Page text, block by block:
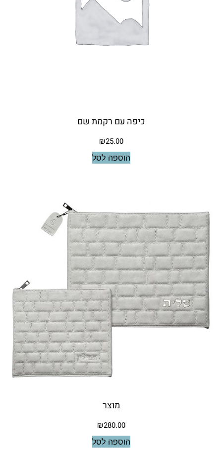
כיפה עם רקמת שם
₪25.00
הוספה לסל
מוצר
₪280.00
הוספה לסל